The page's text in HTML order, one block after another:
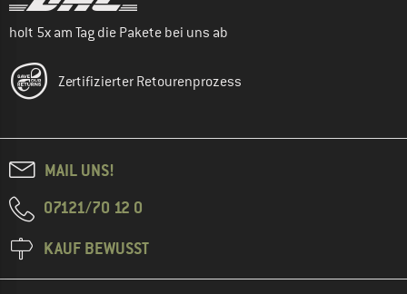
holt 5x am Tag die Pakete bei uns ab
Zertifizierter Retourenprozess
MAIL UNS!
07121/70 12 0
KAUF BEWUSST